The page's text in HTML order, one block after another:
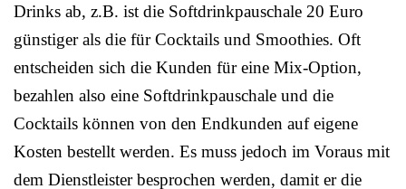
Drinks ab, z.B. ist die Softdrinkpauschale 20 Euro
günstiger als die für Cocktails und Smoothies. Oft
entscheiden sich die Kunden für eine Mix-Option,
bezahlen also eine Softdrinkpauschale und die
Cocktails können von den Endkunden auf eigene
Kosten bestellt werden. Es muss jedoch im Voraus mit
dem Dienstleister besprochen werden, damit er die